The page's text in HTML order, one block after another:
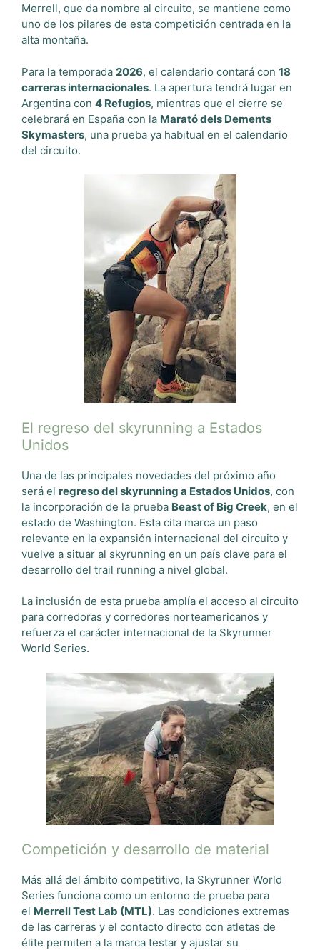
Merrell, que da nombre al circuito, se mantiene como
uno de los pilares de esta competición centrada en la
alta montaña.
Para la temporada 2026, el calendario contará con 18
carreras internacionales. La apertura tendrá lugar en
Argentina con 4 Refugios, mientras que el cierre se
celebrará en España con la Marató dels Dements
Skymasters, una prueba ya habitual en el calendario
del circuito.
El regreso del skyrunning a Estados
Unidos
Una de las principales novedades del próximo año
será el regreso del skyrunning a Estados Unidos, con
la incorporación de la prueba Beast of Big Creek, en el
estado de Washington. Esta cita marca un paso
relevante en la expansión internacional del circuito y
vuelve a situar al skyrunning en un país clave para el
desarrollo del trail running a nivel global.
La inclusión de esta prueba amplía el acceso al circuito
para corredoras y corredores norteamericanos y
refuerza el carácter internacional de la Skyrunner
World Series.
Competición y desarrollo de material
Más allá del ámbito competitivo, la Skyrunner World
Series funciona como un entorno de prueba para
el Merrell Test Lab (MTL). Las condiciones extremas
de las carreras y el contacto directo con atletas de
élite permiten a la marca testar y ajustar su